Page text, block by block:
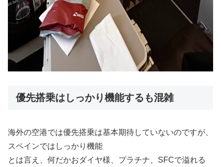
優先搭乗はしっかり機能するも混雑
海外の空港では優先搭乗は基本期待していないのですが、
スペインではしっかり機能
とは言え、何だかおダイヤ様、プラチナ、SFCで溢れる